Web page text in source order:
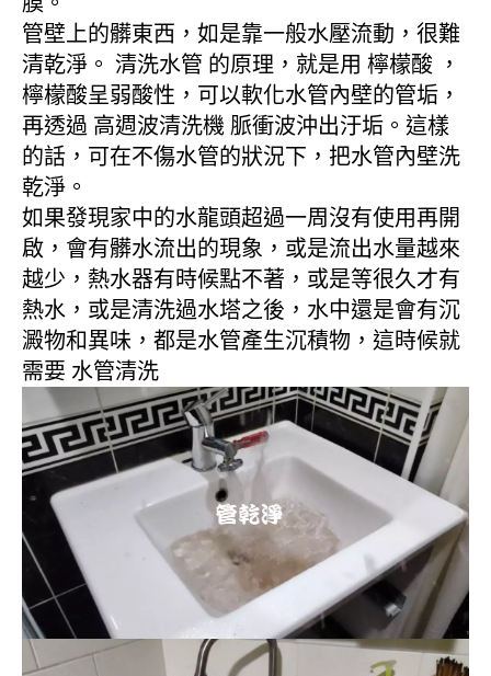
管壁上的髒東西，如是靠一般水壓流動，很難
清乾淨。 清洗水管 的原理，就是用 檸檬酸 ，
檸檬酸呈弱酸性，可以軟化水管內壁的管垢，
再透過 高週波清洗機 脈衝波沖出汙垢。這樣
的話，可在不傷水管的狀況下，把水管內壁洗
乾淨。
如果發現家中的水龍頭超過一周沒有使用再開
啟，會有髒水流出的現象，或是流出水量越來
越少，熱水器有時候點不著，或是等很久才有
熱水，或是清洗過水塔之後，水中還是會有沉
澱物和異味，都是水管產生沉積物，這時候就
需要 水管清洗